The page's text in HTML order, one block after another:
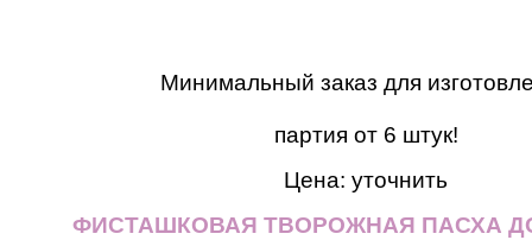
Минимальный заказ для
партия от 6 штук!
Цена: уточнить
ФИСТАШКОВАЯ ТВОРОЖНАЯ ПАСХА